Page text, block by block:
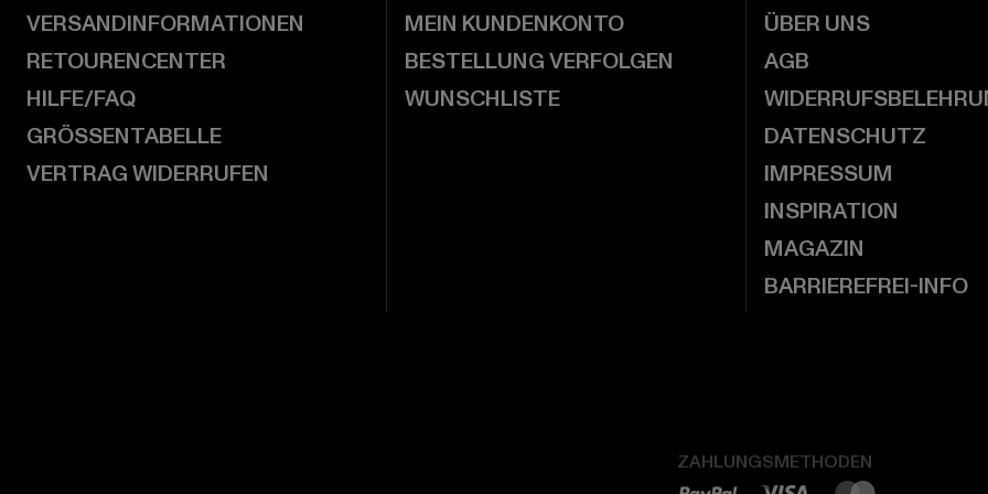
VERSANDINFORMATIONEN
RETOURENCENTER
HILFE/FAQ
GRÖSSENTABELLE
VERTRAG WIDERRUFEN
MEIN KUNDENKONTO
BESTELLUNG VERFOLGEN
WUNSCHLISTE
ÜBER UNS
AGB
DATENSCHUTZ
IMPRESSUM
INSPIRATION
MAGAZIN
BARRIEREFREI-INFO
ZAHLUNGSMETHODEN